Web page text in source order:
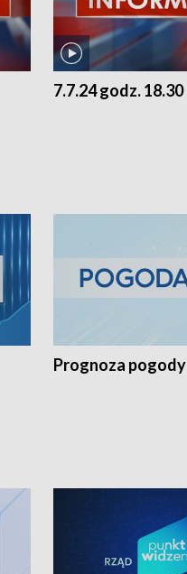
7.7.24 godz. 18.30
Prognoza pogody